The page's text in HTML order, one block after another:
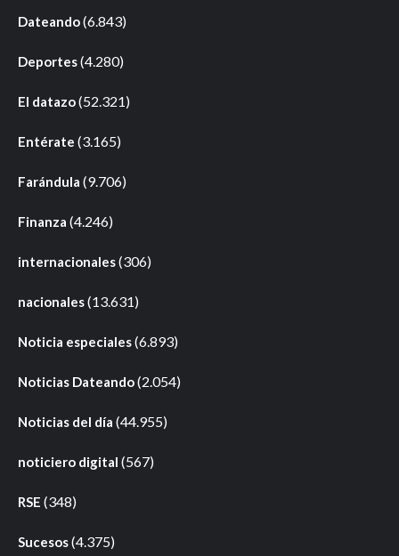
Dateando(6.843)
Deportes(4.280)
El datazo(52.321)
Entérate (3.165)
Farándula (9.706)
Finanza (4.246)
internacionales(306)
nacionales(13.631)
Noticia especiales(6.893)
Noticias Dateando(2.054)
Noticias del día (44.955)
noticiero digital (567)
RSE (348)
Sucesos(4.375)